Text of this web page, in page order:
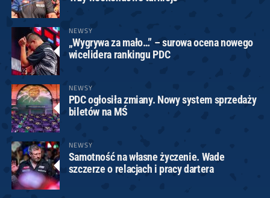
NEWSY
„Wygrywa za mało…” – surowa ocena nowego
wicelidera rankingu PDC
NEWSY
PDC ogłosiła zmiany. Nowy system sprzedaży
biletów na MŚ
NEWSY
Samotność na własne życzenie. Wade
szczerze o relacjach i pracy dartera